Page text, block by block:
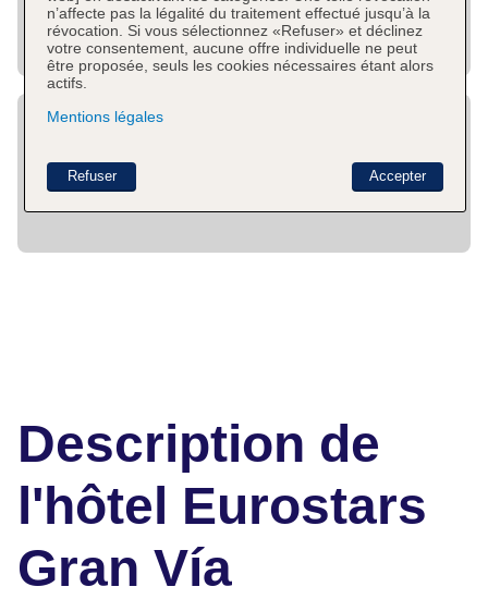
Description de
l'hôtel Eurostars
Gran Vía
n’affecte pas la légalité du traitement effectué jusqu’à la
révocation. Si vous sélectionnez «Refuser» et déclinez
votre consentement, aucune offre individuelle ne peut
être proposée, seuls les cookies nécessaires étant alors
actifs.
Mentions légales
Accepter
Refuser